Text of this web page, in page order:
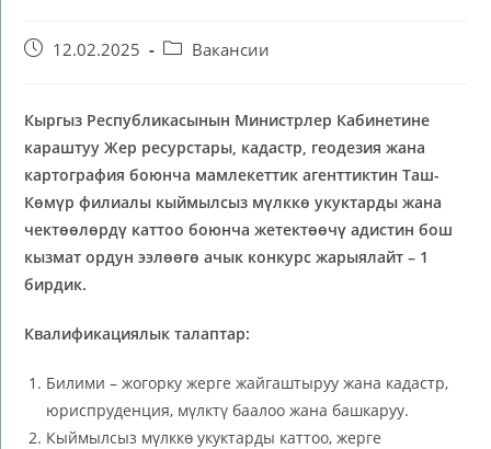
12.02.2025 Вакансии
Кыргыз Республикасынын Министрлер Кабинетине
караштууЖер ресурстары, кадастр, геодезия жана
картография боюнча мамлекеттик агенттиктин Таш-
Көмүр филиалы кыймылсыз мүлккө укуктарды жана
чектөөлөрдү каттоо боюнча жетектөөчү адистин бош
кызмат ордун ээлөөгө ачык конкурс жарыялайт – 1
бирдик.
Квалификациялык талаптар:
Билими – жогорку жерге жайгаштыруу жана кадастр,
юриспруденция, мүлктү баалоо жана башкаруу.
Кыймылсыз мүлккө укуктарды каттоо, жерге